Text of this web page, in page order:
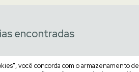
encontradas
você concorda com o armazenamento